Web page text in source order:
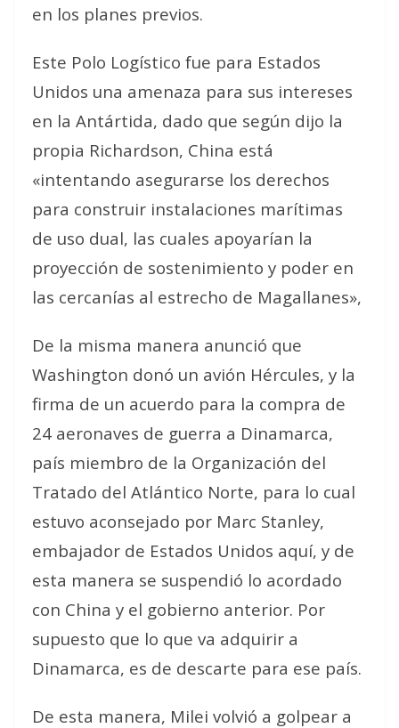
en los planes previos.
Este Polo Logístico fue para Estados
Unidos una amenaza para sus intereses
en la Antártida, dado que según dijo la
propia Richardson, China está
«intentando asegurarse los derechos
para construir instalaciones marítimas
de uso dual, las cuales apoyarían la
proyección de sostenimiento y poder en
las cercanías al estrecho de Magallanes»,
De la misma manera anunció que
Washington donó un avión Hércules, y la
firma de un acuerdo para la compra de
24 aeronaves de guerra a Dinamarca,
país miembro de la Organización del
Tratado del Atlántico Norte, para lo cual
estuvo aconsejado por Marc Stanley,
embajador de Estados Unidos aquí, y de
esta manera se suspendió lo acordado
con China y el gobierno anterior. Por
supuesto que lo que va adquirir a
Dinamarca, es de descarte para ese país.
De esta manera, Milei volvió a golpear a